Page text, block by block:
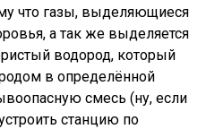
что газы, выделяющиеся
а так же выделяется
водород, который
в определённой
смесь (ну, если
станцию по